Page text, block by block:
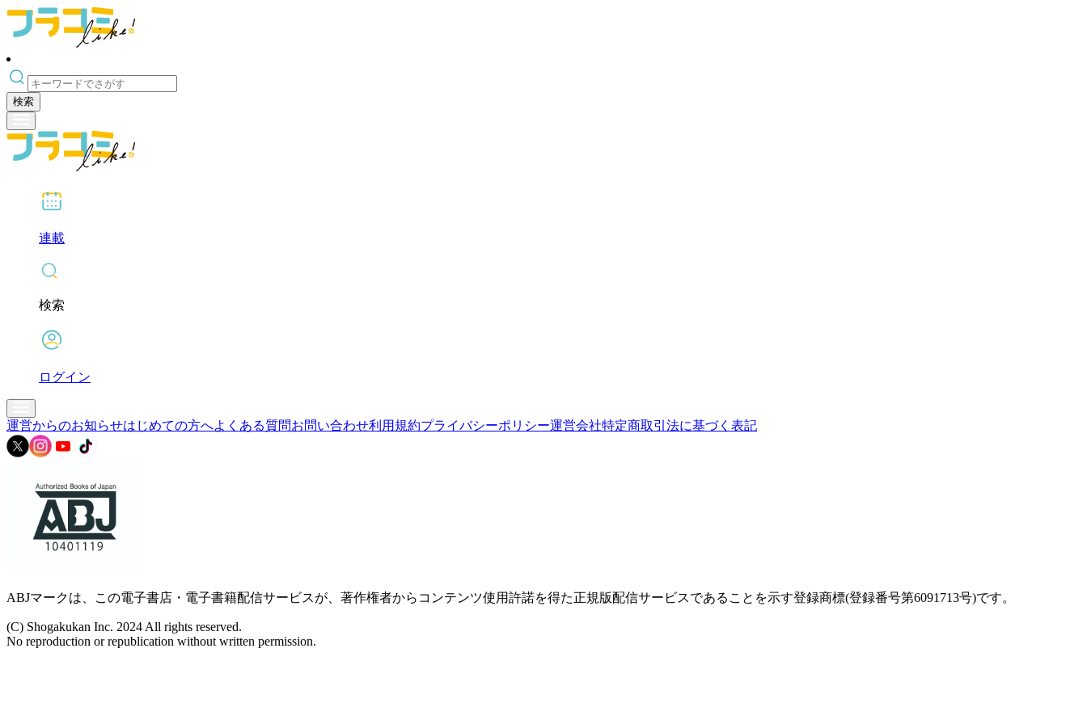
検索
連載
検索
ログイン
運営からのお知らせはじめての方へよくある質問お問い合わせ利用規約プライバシーポリシー運営会社特定商取引法に基づく表記
ABJマークは、この電子書店・電子書籍配信サービスが、著作権者からコンテンツ使用許諾を得た正規版配信サービスであることを示す登録商標(登録番号第6091713号)です。
(C) Shogakukan Inc. 2024 All rights reserved.
No reproduction or republication without written permission.